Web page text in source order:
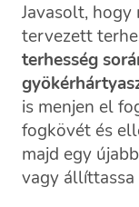
Javasolt, hogy
tervezett
terhesség
is menjen el
fogkövét és
majd egy
vagy állíttassa